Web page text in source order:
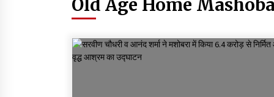
शूराला में वृक्षारोपण अभियान आयोजित
Old Age Home